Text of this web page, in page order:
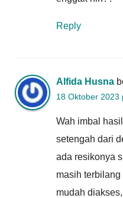
Reply
Alfida Husna
18 Oktober 2023
Wah imbal
setengah dari
ada resikonya
masih
mudah